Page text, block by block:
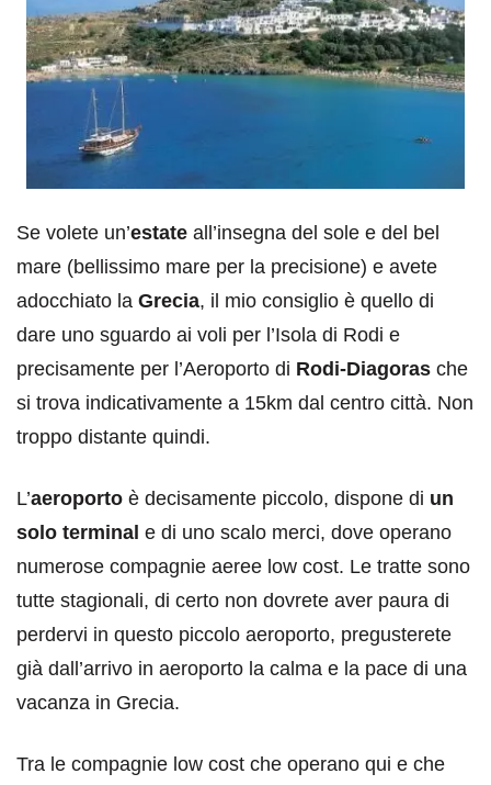
Se volete un’estate all’insegna del sole e del bel
mare (bellissimo mare per la precisione) e avete
adocchiato la Grecia, il mio consiglio è quello di
dare uno sguardo ai voli per l’Isola di Rodi e
precisamente per l’Aeroporto di Rodi-Diagoras che
si trova indicativamente a 15km dal centro città. Non
troppo distante quindi.
L’aeroporto è decisamente piccolo, dispone di un
solo terminal e di uno scalo merci, dove operano
numerose compagnie aeree low cost. Le tratte sono
tutte stagionali, di certo non dovrete aver paura di
perdervi in questo piccolo aeroporto, pregusterete
già dall’arrivo in aeroporto la calma e la pace di una
vacanza in Grecia.
Tra le compagnie low cost che operano qui e che